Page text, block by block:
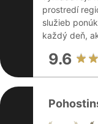
prostredí
služieb
každý deň,
9.6